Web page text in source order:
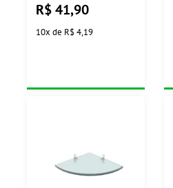
Prat-k
R$ 41,90
10x de R$ 4,19